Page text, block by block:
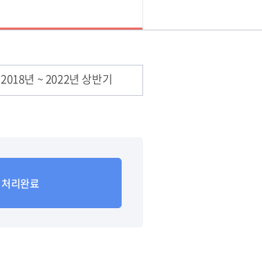
2018년 ~ 2022년 상반기
처리완료